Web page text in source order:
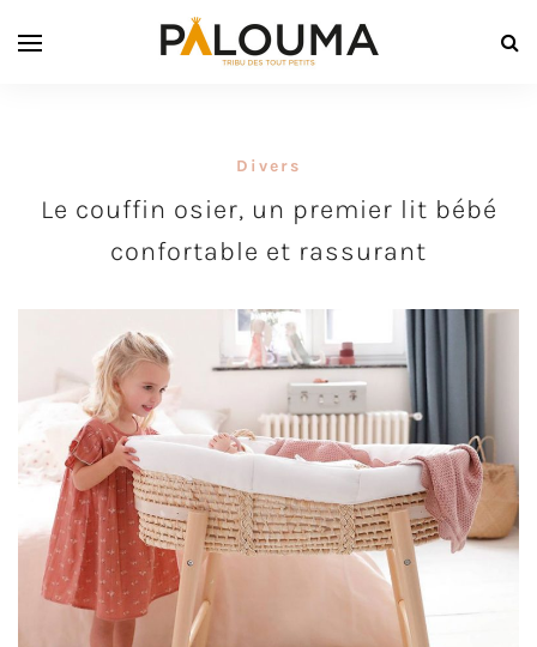
Divers
Le couffin osier, un premier lit bébé
confortable et rassurant